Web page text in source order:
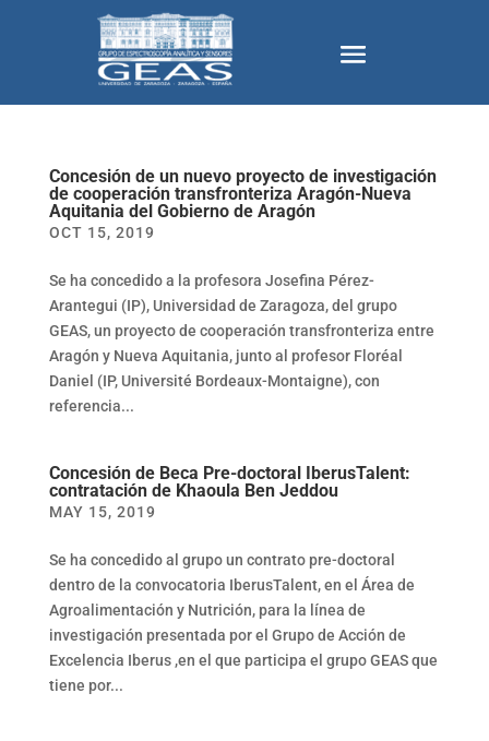
Concesión de un nuevo proyecto de investigación
de cooperación transfronteriza Aragón-Nueva
Aquitania del Gobierno de Aragón
OCT 15, 2019
Se ha concedido a la profesora Josefina Pérez-
Arantegui (IP), Universidad de Zaragoza, del grupo
GEAS, un proyecto de cooperación transfronteriza entre
Aragón y Nueva Aquitania, junto al profesor Floréal
Daniel (IP, Université Bordeaux-Montaigne), con
referencia...
Concesión de Beca Pre-doctoral IberusTalent:
contratación de Khaoula Ben Jeddou
MAY 15, 2019
Se ha concedido al grupo un contrato pre-doctoral
dentro de la convocatoria IberusTalent, en el Área de
Agroalimentación y Nutrición, para la línea de
investigación presentada por el Grupo de Acción de
Excelencia Iberus ,en el que participa el grupo GEAS que
tiene por...